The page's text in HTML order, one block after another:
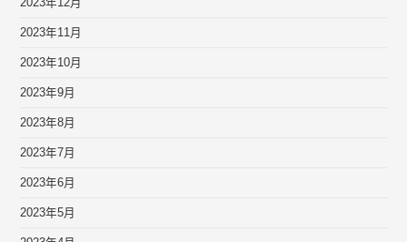
2023年12月
2023年11月
2023年10月
2023年9月
2023年8月
2023年7月
2023年6月
2023年5月